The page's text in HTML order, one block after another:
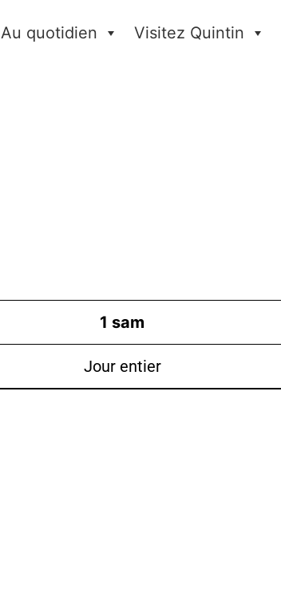
Au quotidien Visitez Quintin
1 sam
Jour entier